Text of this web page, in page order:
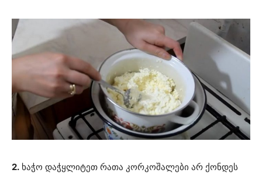
2. ხაჭო დაჭყლიტეთ რათა კორკოშალები არ ქონდეს